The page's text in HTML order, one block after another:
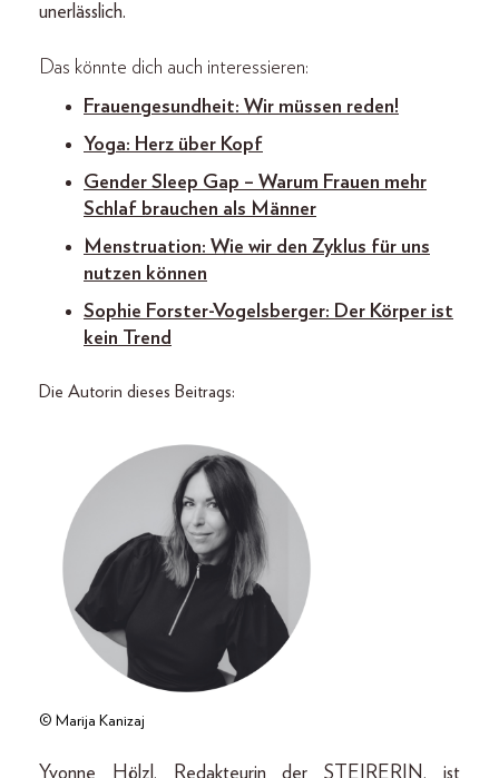
unerlässlich.
Das könnte dich auch interessieren:
Frauengesundheit: Wir müssen reden!
Yoga: Herz über Kopf
Gender Sleep Gap – Warum Frauen mehr
Schlaf brauchen als Männer
Menstruation: Wie wir den Zyklus für uns
nutzen können
Sophie Forster-Vogelsberger: Der Körper ist
kein Trend
Die Autorin dieses Beitrags:
© Marija Kanizaj
Yvonne Hölzl, Redakteurin der STEIRERIN, ist